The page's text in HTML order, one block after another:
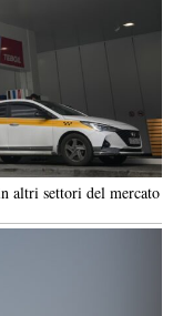
altri settori del mercato